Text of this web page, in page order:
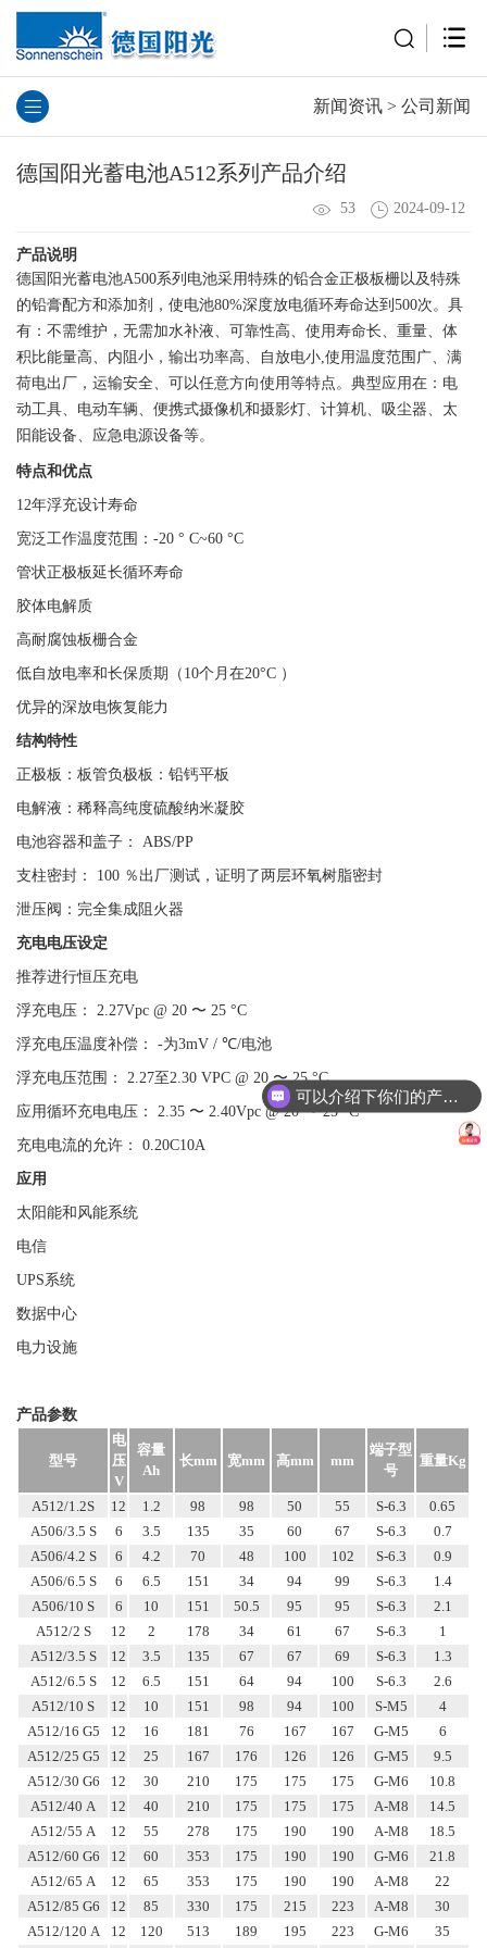
新闻资讯 > 公司新闻
德国阳光蓄电池A512系列产品介绍
53 2024-09-12
产品说明
德国阳光蓄电池A500系列电池采用特殊的铅合金正极板栅以及特殊
的铅膏配方和添加剂，使电池80%深度放电循环寿命达到500次。具
有：不需维护，无需加水补液、可靠性高、使用寿命长、重量、体
积比能量高、内阻小，输出功率高、自放电小,使用温度范围广、满
荷电出厂，运输安全、可以任意方向使用等特点。典型应用在：电
动工具、电动车辆、便携式摄像机和摄影灯、计算机、吸尘器、太
阳能设备、应急电源设备等。
特点和优点
12年浮充设计寿命
宽泛工作温度范围：-20 ° C~60 °C
管状正极板延长循环寿命
胶体电解质
高耐腐蚀板栅合金
低自放电率和长保质期（10个月在20°C ）
优异的深放电恢复能力
结构特性
正极板：板管负极板：铅钙平板
电解液：稀释高纯度硫酸纳米凝胶
电池容器和盖子： ABS/PP
支柱密封： 100 ％出厂测试，证明了两层环氧树脂密封
泄压阀：完全集成阻火器
充电电压设定
推荐进行恒压充电
浮充电压： 2.27Vpc @ 20 〜 25 °C
浮充电压温度补偿： -为3mV / ℃/电池
浮充电压范围： 2.27至2.30 VPC @ 20 〜 25 °C
应用循环充电电压： 2.35 〜 2.40Vpc @ 20 〜 25 °C
充电电流的允许： 0.20C10A
应用
太阳能和风能系统
电信
UPS系统
数据中心
电力设施
产品参数
型号
电
压
V
容量
Ah
长mm 宽mm 高mm mm
端子型
号
重量Kg
A512/1.2S 12 1.2 98 98 50 55 S-6.3
0.65
A506/3.5 S
6 3.5 135 35 60 67 S-6.3
0.7
A506/4.2 S
6 4.2 70 48 100 102 S-6.3
0.9
A506/6.5 S
6 6.5 151 34 94 99 S-6.3
1.4
A506/10 S
6 10 151 50.5 95 95 S-6.3
2.1
A512/2 S
12 2 178 34 61 67 S-6.3
1
A512/3.5 S
12 3.5 135 67 67 69 S-6.3
1.3
A512/6.5 S
12 6.5 151 64 94 100 S-6.3
2.6
A512/10 S
12 10 151 98 94 100 S-M5
4
A512/16 G5
12 16 181 76 167 167 G-M5
6
A512/25 G5
12 25 167 176 126 126 G-M5
9.5
A512/30 G6
12 30 210 175 175 175 G-M6
10.8
A512/40 A
12 40 210 175 175 175 A-M8
14.5
A512/55 A
12 55 278 175 190 190 A-M8
18.5
A512/60 G6
12 60 353 175 190 190 G-M6
21.8
A512/65 A
12 65 353 175 190 190 A-M8
22
A512/85 G6
12 85 330 175 215 223 A-M8
30
A512/120 A
12 120 513 189 195 223 G-M6
35
可以介绍下你们的产品么